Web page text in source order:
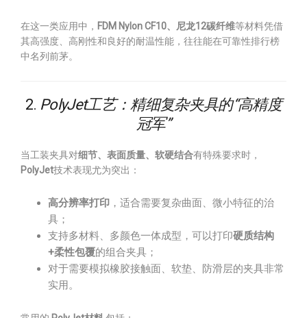
在这一类应用中， FDM Nylon CF10、尼龙12碳纤维等材料凭借
其高强度、高刚性和良好的耐温性能，往往能在可靠性排行榜
中名列前茅。
2. PolyJet工艺：精细复杂夹具的“高精度
冠军”
当工装夹具对细节、表面质量、软硬结合有特殊要求时，
PolyJet技术表现尤为突出：
高分辨率打印 ，适合需要复杂曲面、微小特征的治
具；
支持多材料、多颜色一体成型，可以打印硬质结构
+柔性包覆的组合夹具；
对于需要模拟橡胶接触面、软垫、防滑层的夹具非常
实用。